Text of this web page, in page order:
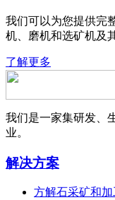
我们可以为您提供完
机、磨机和选矿机及
了解更多
我们是一家集研发、
业。
解决方案
方解石采矿和